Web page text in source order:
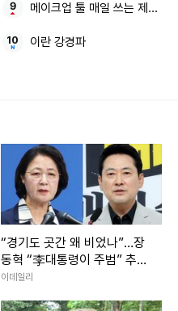
메이크업 툴 매일 쓰는 제대로
이란 강경파
“경기도 곳간 왜 비었나”…장
동혁 “李대통령이 주범” 추미
애 “낡은 세제 탓”
이데일리